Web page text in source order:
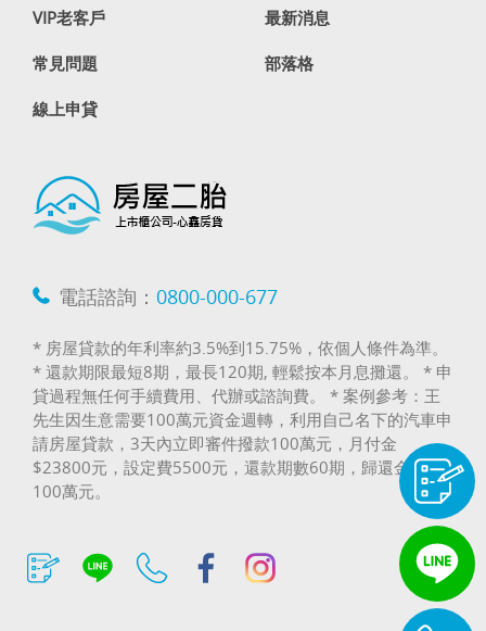
VIP老客戶 最新消息
常見問題 部落格
線上申貸
電話諮詢： 0800-000-677
* 房屋貸款的年利率約3.5%到15.75%，依個人條件為準。
* 還款期限最短8期，最長120期, 輕鬆按本月息攤還。 * 申
貸過程無任何手續費用、代辦或諮詢費。 * 案例參考：王
先生因生意需要100萬元資金週轉，利用自己名下的汽車申
請房屋貸款，3天內立即審件撥款100萬元，月付金
$23800元，設定費5500元，還款期數60期，歸還金額
100萬元。